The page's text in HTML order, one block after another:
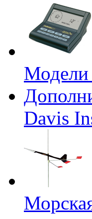
Модели
Davis